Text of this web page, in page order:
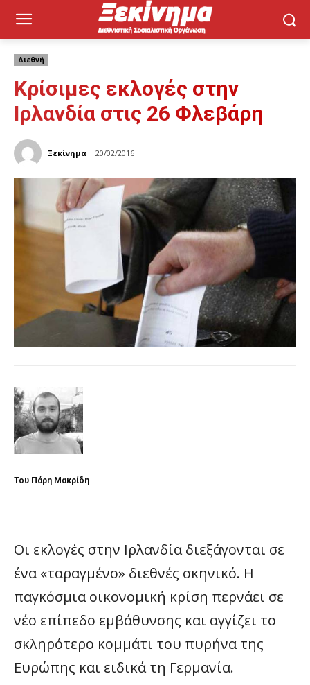
Διεθνή
Κρίσιμες εκλογές στην
Ιρλανδία στις 26 Φλεβάρη
Ξεκίνημα 20/02/2016
Του Πάρη Μακρίδη
Οι εκλογές στην Ιρλανδία διεξάγονται σε
ένα «ταραγμένο» διεθνές σκηνικό. Η
παγκόσμια οικονομική κρίση περνάει σε
νέο επίπεδο εμβάθυνσης και αγγίζει το
σκληρότερο κομμάτι του πυρήνα της
Ευρώπης και ειδικά τη Γερμανία.